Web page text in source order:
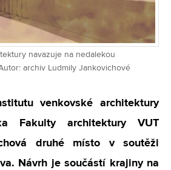
navazuje na nedalekou
archiv Ludmily Jankovichové
venkovské architektury
Fakulty architektury VUT
druhé místo v soutěži
Návrh je součástí krajiny na